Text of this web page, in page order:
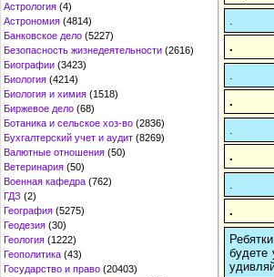
Астрология (4)
Астрономия (4814)
Банковское дело (5227)
Безопасность жизнедеятельности (2616)
Биографии (3423)
Биология (4214)
Биология и химия (1518)
Биржевое дело (68)
Ботаника и сельское хоз-во (2836)
Бухгалтерский учет и аудит (8269)
Валютные отношения (50)
Ветеринария (50)
Военная кафедра (762)
ГДЗ (2)
География (5275)
Геодезия (30)
Геология (1222)
Геополитика (43)
Государство и право (20403)
.
.
.
.
будете